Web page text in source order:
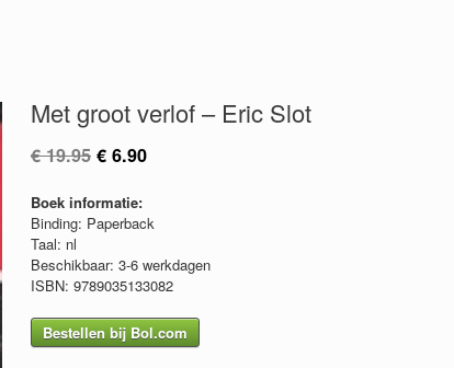
Met groot verlof – Eric Slot
€19.95 Oorspronkelijke
was:
€ 19.95.
€ 6.90Huidige
€ 6.90.
Boek informatie:
Binding: Paperback
Taal: nl
Beschikbaar: 3-6 werkdagen
ISBN: 9789035133082
Bestellen bij Bol.com